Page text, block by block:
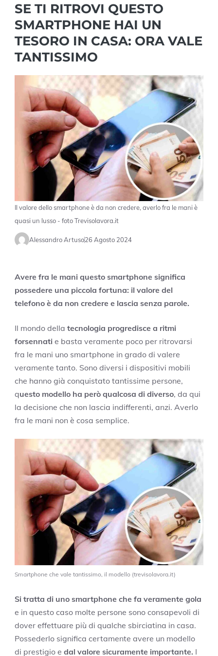
SE TI RITROVI QUESTO
SMARTPHONE HAI UN
TESORO IN CASA: ORA VALE
TANTISSIMO
Il valore dello smartphone è da non credere, averlo fra le mani è
quasi un lusso - foto Trevisolavora.it
Alessandro Artuso26 Agosto 2024
Avere fra le mani questo smartphone significa
possedere una piccola fortuna: il valore del
telefono è da non credere e lascia senza parole.
Il mondo della tecnologia progredisce a ritmi
forsennati e basta veramente poco per ritrovarsi
fra le mani uno smartphone in grado di valere
veramente tanto. Sono diversi i dispositivi mobili
che hanno già conquistato tantissime persone,
questo modello ha però qualcosa di diverso, da qui
la decisione che non lascia indifferenti, anzi. Averlo
fra le mani non è cosa semplice.
Smartphone che vale tantissimo, il modello (trevisolavora.it)
Si tratta di uno smartphone che fa veramente gola
e in questo caso molte persone sono consapevoli di
dover effettuare più di qualche sbirciatina in casa.
Possederlo significa certamente avere un modello
di prestigio e dal valore sicuramente importante. I